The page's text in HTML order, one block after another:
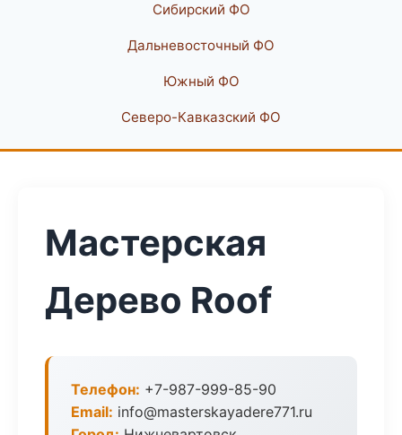
Сибирский ФО
Дальневосточный ФО
Южный ФО
Северо-Кавказский ФО
Мастерская
Дерево Roof
Телефон: +7-987-999-85-90
Email: info@masterskayadere771.ru